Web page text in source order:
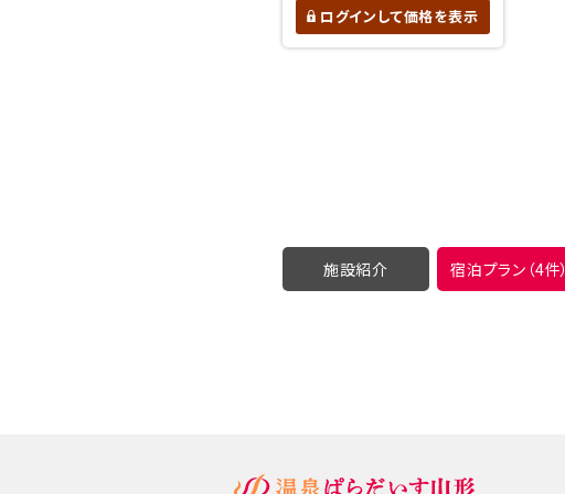
ログインして価格を表示
施設紹介 宿泊プラン（4件）